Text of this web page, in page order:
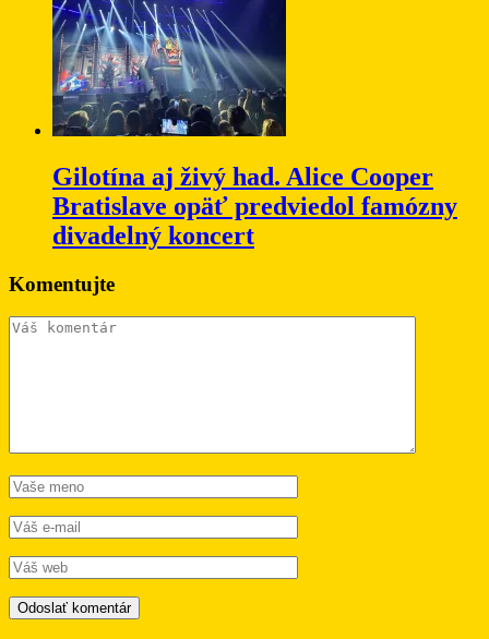
Gilotína aj živý had. Alice Cooper
Bratislave opäť predviedol famózny
divadelný koncert
Komentujte